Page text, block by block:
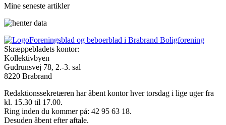
Mine seneste artikler
Foreningsblad og beboerblad i Brabrand Boligforening
Skræppebladets kontor:
Kollektivbyen
Gudrunsvej 78, 2.-3. sal
8220 Brabrand
Redaktionssekretæren har åbent kontor hver torsdag i lige uger fra
kl. 15.30 til 17.00.
Ring inden du kommer på: 42 95 63 18.
Desuden åbent efter aftale.